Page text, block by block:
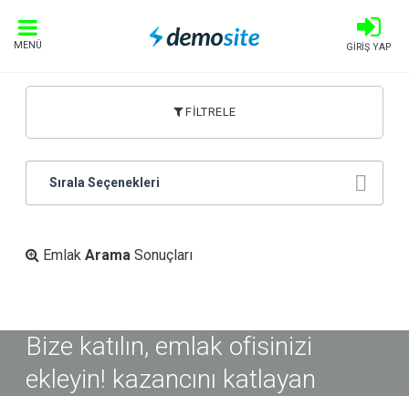
MENÜ GİRİŞ YAP
FİLTRELE
Sırala Seçenekleri
Emlak Arama Sonuçları
Bize katılın, emlak ofisinizi
ekleyin! kazancını katlayan